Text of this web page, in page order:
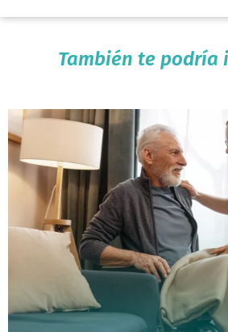
También te podría